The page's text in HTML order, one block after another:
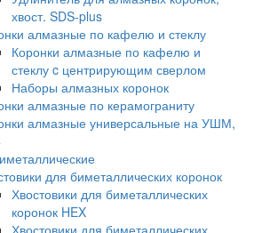
хвост. SDS-plus
алмазные по кафелю и стеклу
Коронки алмазные по кафелю и
стеклу c центрирующим сверлом
Наборы алмазных коронок
алмазные по керамограниту
алмазные универсальные на УШМ,
для биметаллических коронок
Хвостовики для биметаллических
коронок HEX
Хвостовики для биметаллических